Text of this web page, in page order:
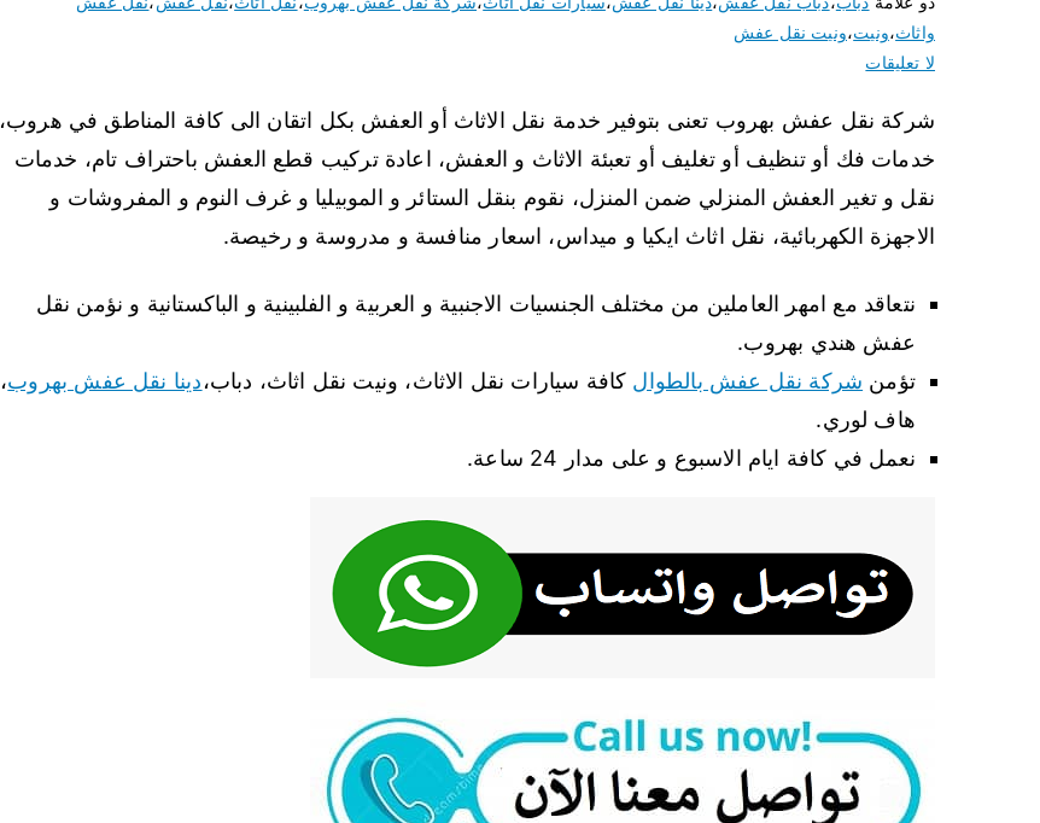
واثاث،ونيت،ونيت نقل عفش
لا تعليقات
شركة نقل عفش بهروب تعنى بتوفير خدمة نقل الاثاث أو العفش بكل اتقان الى كافة المناطق في هروب،
خدمات فك أو تنظيف أو تغليف أو تعبئة الاثاث و العفش، اعادة تركيب قطع العفش باحتراف تام، خدمات
نقل و تغير العفش المنزلي ضمن المنزل، نقوم بنقل الستائر و الموبيليا و غرف النوم و المفروشات و
الاجهزة الكهربائية، نقل اثاث ايكيا و ميداس، اسعار منافسة و مدروسة و رخيصة.
نتعاقد مع امهر العاملين من مختلف الجنسيات الاجنبية و العربية و الفلبينية و الباكستانية و نؤمن نقل
عفش هندي بهروب.
تؤمن شركة نقل عفش بالطوال كافة سيارات نقل الاثاث، ونيت نقل اثاث، دباب،دينا نقل عفش بهروب،
هاف لوري.
نعمل في كافة ايام الاسبوع و على مدار 24 ساعة.